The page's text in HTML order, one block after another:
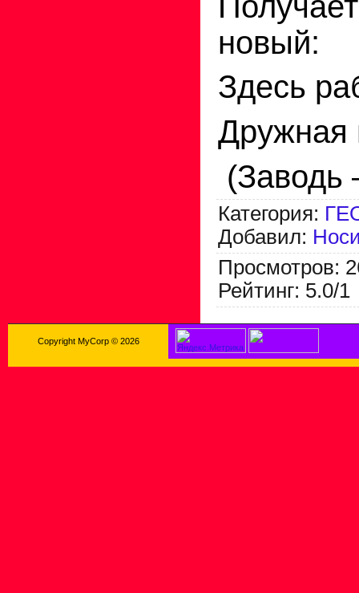
новый:
Здесь
Дружная
(Заводь
Категория:
Добавил:
Просмотров:
Рейтинг: 5.0/1
Copyright MyCorp © 2026